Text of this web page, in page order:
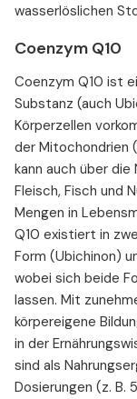
wasserlöslichen
Coenzym Q10
Coenzym Q10 ist
Substanz (auch
Körperzellen
der Mitochondrien
kann auch über die
Fleisch, Fisch und
Mengen in
Q10 existiert in
Form (Ubichinon)
wobei sich beide
lassen. Mit
körpereigene
in der
sind als
Dosierungen (z. B.